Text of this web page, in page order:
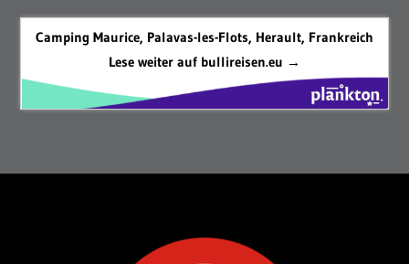
Camping Maurice, Palavas-les-Flots, Herault, Frankreich
Lese weiter auf bullireisen.eu →